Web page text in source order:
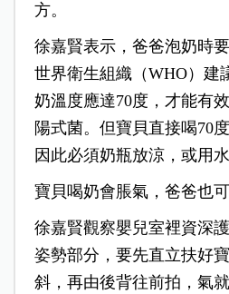
方。
徐嘉賢表示，爸爸泡奶時
世界衛生組織（WHO）建
奶溫度應達70度，才能有
陽式菌。但寶貝直接喝70
因此必須奶瓶放涼，或用
寶貝喝奶會脹氣，爸爸也
徐嘉賢觀察嬰兒室裡資深
姿勢部分，要先直立扶好
斜，再由後背往前拍，氣就